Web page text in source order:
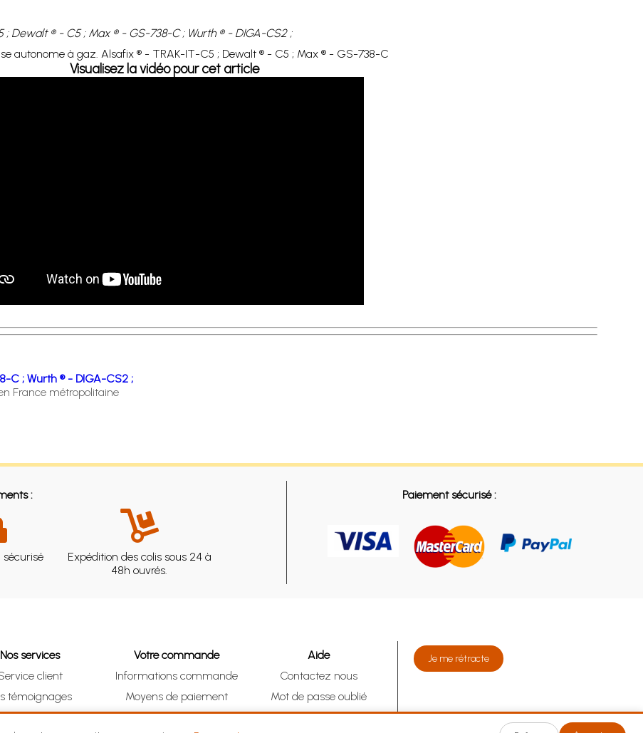
; Dewalt ® - C5 ; Max ® - GS-738-C ; Wurth ® - DIGA-CS2 ;
autonome à gaz. Alsafix ® - TRAK-IT-C5 ; Dewalt ® - C5 ; Max ® - GS-738-C
Visualisez la vidéo pour cet article
C ; Wurth ® - DIGA-CS2 ;
France métropolitaine
:
sécurisé
Expédition des colis sous 24 à
48h ouvrés.
Paiement sécurisé :
Nos services
client
témoignages
Collect (DRIVE)
Votre commande
Informations commande
Moyens de paiement
Suivre vos achats
Aide
Contactez nous
Mot de passe oublié
Je me rétracte
Je me rétracte